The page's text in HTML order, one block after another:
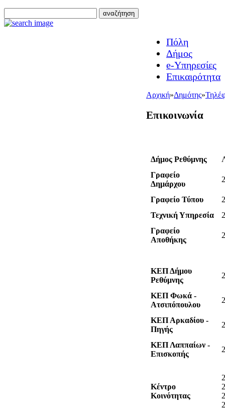
Πόλη
Δήμος
e-Υπηρεσίες
Επικαιρότητα
Αρχική»Δημότης»
Επικοινωνία
Δήμος Ρεθύμνης
Γραφείο
Δημάρχου
Γραφείο Τύπου
Τεχνική Υπηρεσία
Γραφείο
Αποθήκης
ΚΕΠ Δήμου
Ρεθύμνης
ΚΕΠ Φωκά -
Ατσιπόπουλου
ΚΕΠ Αρκαδίου -
Πηγής
ΚΕΠ Λαππαίων -
Επισκοπής
Κέντρο
Κοινότητας